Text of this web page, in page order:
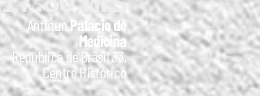
AntiguoPalacio de
Medicina
República de Brasil 33,
Centro Histórico